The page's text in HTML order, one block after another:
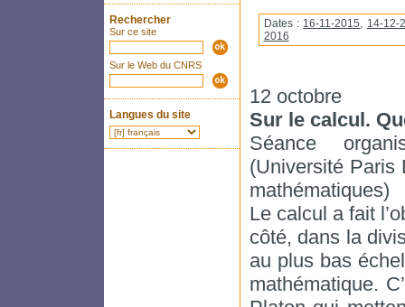
Rechercher
Sur ce site
Sur le Web du CNRS
Langues du site
Dates : 16-11-2015, 14-12-
2016
12 octobre
Sur le calcul.
Séance
(Université Paris
mathématiques)
Le calcul a fait
côté, dans la
au plus bas
mathématique.